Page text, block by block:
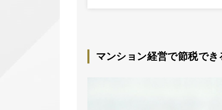
マンション経営で節税でき